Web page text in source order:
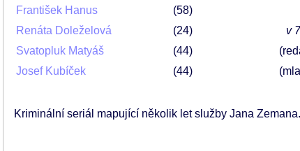
František Hanus
58
Renáta Doleželová
24
v
Svatopluk Matyáš
44
Josef Kubíček
44
Kriminální seriál mapující několik let služby Jana Zemana.